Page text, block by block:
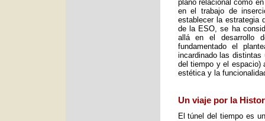
plano relacional como
en el trabajo de
establecer la estrategia
de la ESO, se ha
allá en el desarrollo
fundamentado el
incardinado las
del tiempo y el espacio)
estética y la
Un viaje por la
El túnel del tiempo es